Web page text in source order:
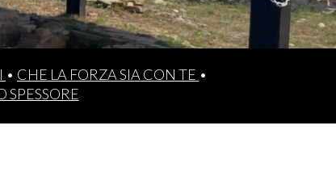
• CHE LA FORZA SIA CON TE •
SPESSORE